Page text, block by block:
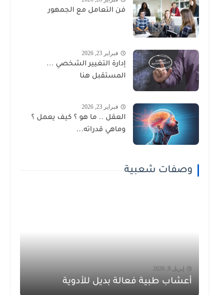
فن التعامل مع الجمهور
فبراير 23, 2026
إدارة التغيير الشخصي ...
المستقبل هنا
فبراير 23, 2026
العقل .. ما هو ؟ كيف يعمل ؟
وماهي قدراته...
وصفات شعبية
إبريل 9, 2026
أعشاب طبية فعالة بديل للأدوية